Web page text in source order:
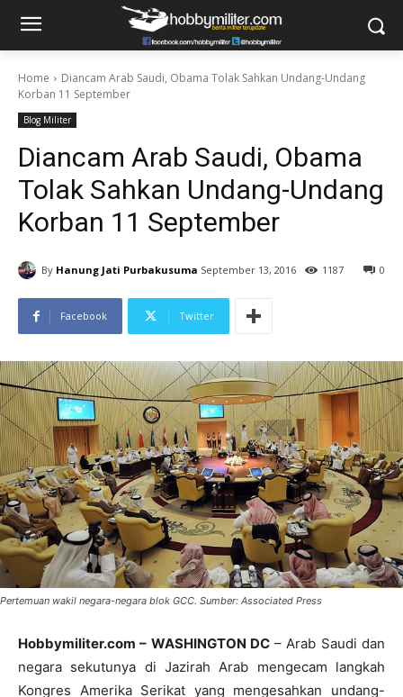
Home
Diancam Arab Saudi, Obama Tolak Sahkan Undang-Undang
Korban 11 September
Blog Militer
Diancam Arab Saudi, Obama
Tolak Sahkan Undang-Undang
Korban 11 September
By Hanung Jati Purbakusuma September 13, 2016 0
1187
Facebook Twitter
Pertemuan wakil negara-negara blok GCC. Sumber: Associated Press
Hobbymiliter.com – WASHINGTON DC– Arab Saudi dan
negara sekutunya di Jazirah Arab mengecam langkah
Kongres Amerika Serikat yang mengesahkan undang-